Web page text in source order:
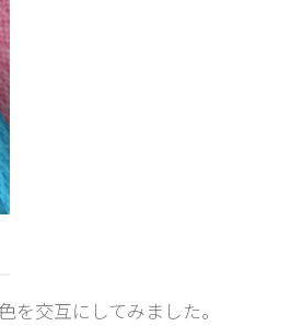
交互にしてみました。